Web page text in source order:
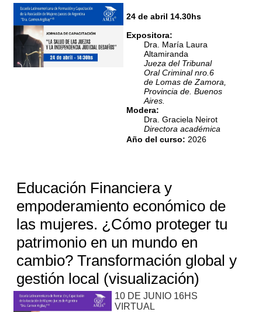
24 de abril 14.30hs
Expositora:
Dra. María Laura
Altamiranda
Jueza del Tribunal
Oral Criminal nro.6
de Lomas de Zamora,
Provincia de. Buenos
Aires.
Modera:
Dra. Graciela Neirot
Directora académica
de la Escuela de
Perú 359 8° piso, of. 801,
CABA
Año del curso: 2026
Educación Financiera y
empoderamiento económico de
las mujeres. ¿Cómo proteger tu
patrimonio en un mundo en
cambio? Transformación global y
gestión local (visualización)
10 DE JUNIO 16HS
VIRTUAL